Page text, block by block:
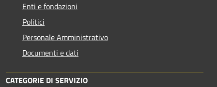
Enti e fondazioni
Politici
Personale Amministrativo
Documenti e dati
CATEGORIE DI SERVIZIO